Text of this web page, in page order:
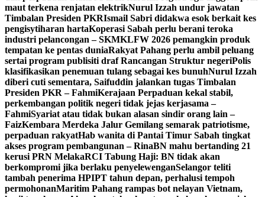
maut terkena renjatan elektrikNurul Izzah undur jawatan
Timbalan Presiden PKRIsmail Sabri didakwa esok berkait kes
pengisytiharan hartaKoperasi Sabah perlu berani teroka
industri pelancongan – SKMKLFW 2026 pemangkin produk
tempatan ke pentas duniaRakyat Pahang perlu ambil peluang
sertai program publisiti draf Rancangan Struktur negeriPolis
klasifikasikan penemuan tulang sebagai kes bunuhNurul Izzah
diberi cuti sementara, Saifuddin jalankan tugas Timbalan
Presiden PKR – FahmiKerajaan Perpaduan kekal stabil,
perkembangan politik negeri tidak jejas kerjasama –
FahmiSyariat atau tidak bukan alasan sindir orang lain –
FaizKembara Merdeka Jalur Gemilang semarak patriotisme,
perpaduan rakyatHab wanita di Pantai Timur Sabah tingkat
akses program pembangunan – RinaBN mahu bertanding 21
kerusi PRN MelakaRCI Tabung Haji: BN tidak akan
berkompromi jika berlaku penyelewenganSelangor teliti
tambah penerima HPIPT tahun depan, perhalusi tempoh
permohonanMaritim Pahang rampas bot nelayan Vietnam,